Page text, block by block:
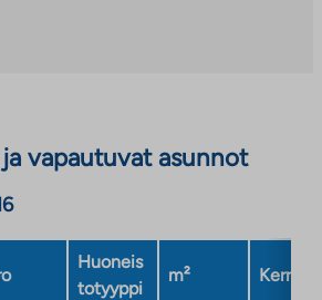
vapautuvat asunnot
Huoneis
totyyppi
m² Kerros